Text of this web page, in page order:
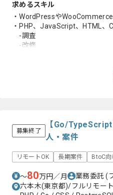
求めるスキル
・WordPressや
・PHP、JavaScript、HTML
-調査
-改修
・実装内容レビュー、技術方
・AI開発ツール活用および生
募集終了
【Go/TypeScript
人・案件
リモートOK 長期案件 BtoC向
〜80万円／月 業務委託(
六本木(東京都)/フルリモート